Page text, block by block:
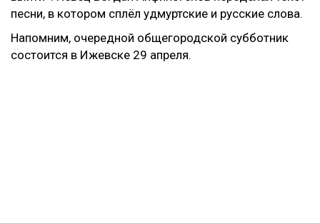
песни, в котором сплёл удмуртские и русские слова.
Напомним, очередной общегородской субботник
состоится в Ижевске 29 апреля.